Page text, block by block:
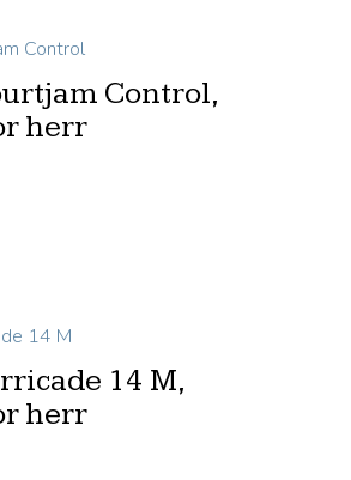
Control,
herr
14 M,
herr